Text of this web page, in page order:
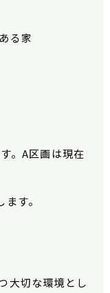
る家
。A区画は現在
す。
大切な環境とし